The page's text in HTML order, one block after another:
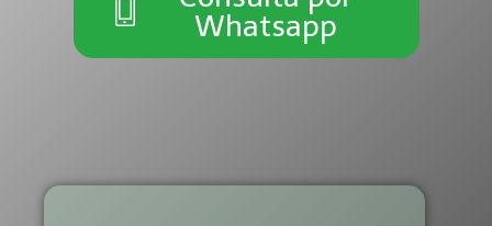
Whatsapp